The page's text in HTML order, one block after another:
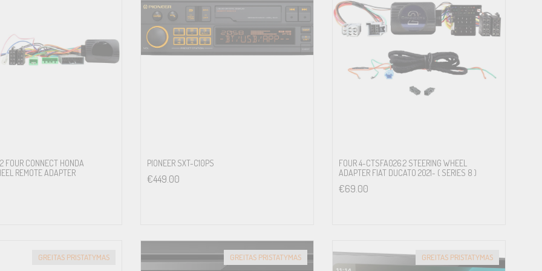
FOUR CONNECT HONDA
REMOTE ADAPTER
PIONEER SXT-C10PS
€449.00
FOUR 4-CTSFA026.2 STEERING WHEEL
ADAPTER FIAT DUCATO 2021- ( SERIES 8 )
€69.00
GREITAS PRISTATYMAS GREITAS PRISTATYMAS GREITAS PRISTATYMAS